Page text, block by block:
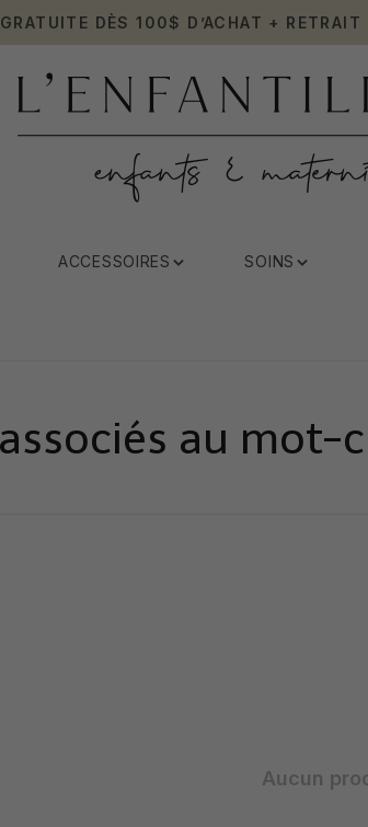
DÈS 100$ D’ACHAT +
ACCESSOIRES SOINS
au mot-
Aucun